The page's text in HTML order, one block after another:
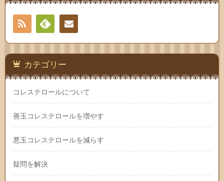
RSS
Feedlyお問
い合
わせ
カテゴリー
コレステロールについて
善玉コレステロールを増やす
悪玉コレステロールを減らす
疑問を解決